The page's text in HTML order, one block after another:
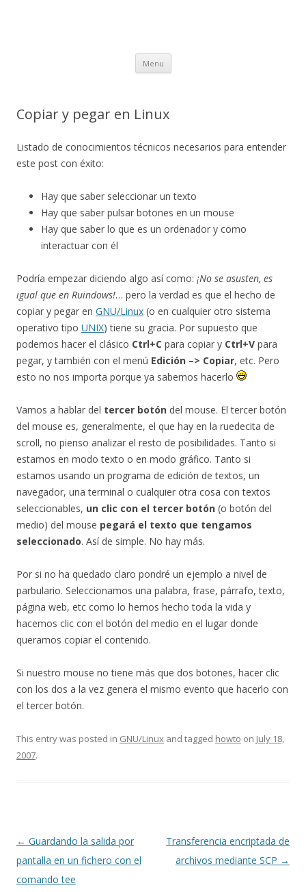
Menu Skip to content
Copiar y pegar en Linux
Listado de conocimientos técnicos necesarios para entender
este post con éxito:
Hay que saber seleccionar un texto
Hay que saber pulsar botones en un mouse
Hay que saber lo que es un ordenador y como
interactuar con él
Podría empezar diciendo algo así como: ¡No se asusten, es
igual que en Ruindows!… pero la verdad es que el hecho de
copiar y pegar en GNU/Linux (o en cualquier otro sistema
operativo tipo UNIX) tiene su gracia. Por supuesto que
podemos hacer el clásico Ctrl+C para copiar y Ctrl+V para
pegar, y también con el menú Edición –> Copiar, etc. Pero
esto no nos importa porque ya sabemos hacerlo
Vamos a hablar del tercer botón del mouse. El tercer botón
del mouse es, generalmente, el que hay en la ruedecita de
scroll, no pienso analizar el resto de posibilidades. Tanto si
estamos en modo texto o en modo gráfico. Tanto si
estamos usando un programa de edición de textos, un
navegador, una terminal o cualquier otra cosa con textos
seleccionables, un clic con el tercer botón (o botón del
medio) del mouse pegará el texto que tengamos
seleccionado. Así de simple. No hay más.
Por si no ha quedado claro pondré un ejemplo a nivel de
parbulario. Seleccionamos una palabra, frase, párrafo, texto,
página web, etc como lo hemos hecho toda la vida y
hacemos clic con el botón del medio en el lugar donde
queramos copiar el contenido.
Si nuestro mouse no tiene más que dos botones, hacer clic
con los dos a la vez genera el mismo evento que hacerlo con
el tercer botón.
This entry was posted in GNU/Linux and tagged howto on July 18,
2007.
Post navigation
← Guardando la salida por
pantalla en un fichero con el
comando tee
Transferencia encriptada de
archivos mediante SCP →